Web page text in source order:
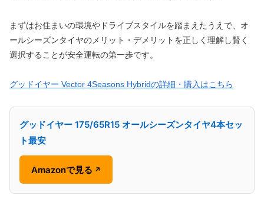
まずはお住まいの環境やドライブスタイルを踏まえたうえで、オ
ールシーズンタイヤのメリット・デメリットを正しく理解し賢く
選択することが安全運転の第一歩です。
グッドイヤー Vector 4Seasons Hybridの詳細・購入はこちら
グッドイヤー 175/65R15 オールシーズンタイヤ4本セッ
ト最安
Amazonで見る ↗